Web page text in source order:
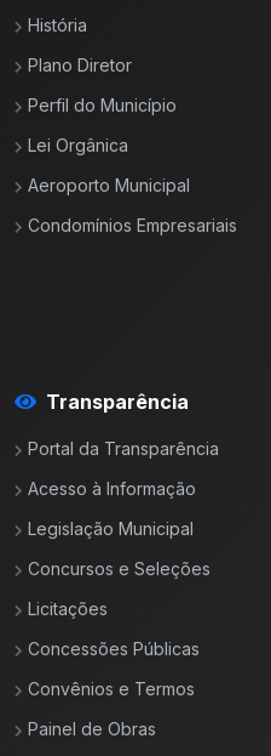
História
Plano Diretor
Perfil do Município
Lei Orgânica
Aeroporto Municipal
Condomínios Empresariais
Transparência
Portal da Transparência
Acesso à Informação
Legislação Municipal
Concursos e Seleções
Licitações
Concessões Públicas
Convênios e Termos
Painel de Obras